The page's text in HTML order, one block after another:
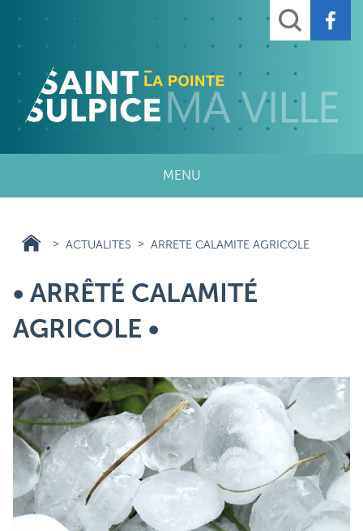
contenu
Rechercher
MENU
ACTUALITES ARRETE CALAMITE AGRICOLE
• ARRÊTÉ CALAMITÉ
AGRICOLE •